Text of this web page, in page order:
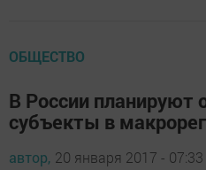
ОБЩЕСТВО
В России планируют
субъекты в
автор, 20 января 2017 - 07:33